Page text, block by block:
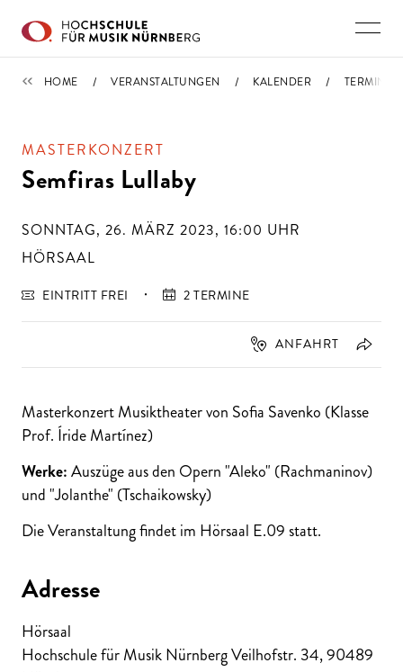
TERMINE
HOME VERANSTALTUNGEN KALENDER TERMIN
MASTERKONZERT
Semfiras Lullaby
SONNTAG, 26. MÄRZ 2023, 16:00 UHR
HÖRSAAL
EINTRITT FREI 2 TERMINE
ANFAHRT
Masterkonzert Musiktheater von Sofia Savenko (Klasse
Prof. Íride Martínez)
Werke:Auszüge aus den Opern "Aleko" (Rachmaninov)
und "Jolanthe" (Tschaikowsky)
Die Veranstaltung findet im Hörsaal E.09 statt.
Adresse
Hörsaal
Hochschule für Musik Nürnberg Veilhofstr. 34,90489